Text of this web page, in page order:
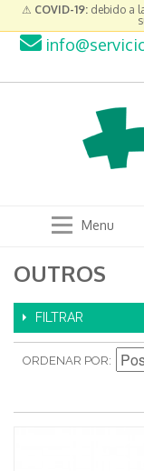
⚠ COVID-19:debido a
Menu
OUTROS
FILTRAR
ORDENAR POR